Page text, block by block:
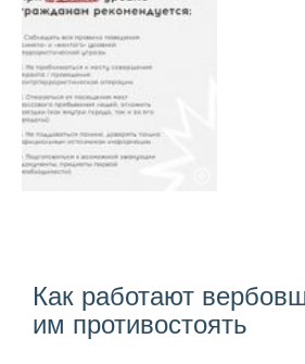
Как работают
им противостоять